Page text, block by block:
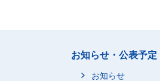
お知らせ・公表予定
お知らせ